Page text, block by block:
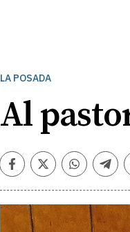
LA POSADA
Al
Facebook
Twitter